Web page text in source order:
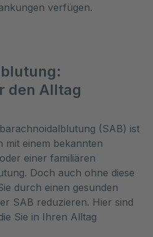
verfügen.
den Alltag
(SAB) ist
mit einem bekannten
einer familiären
Doch auch ohne diese
durch einen gesunden
SAB reduzieren. Hier sind
Sie in Ihren Alltag